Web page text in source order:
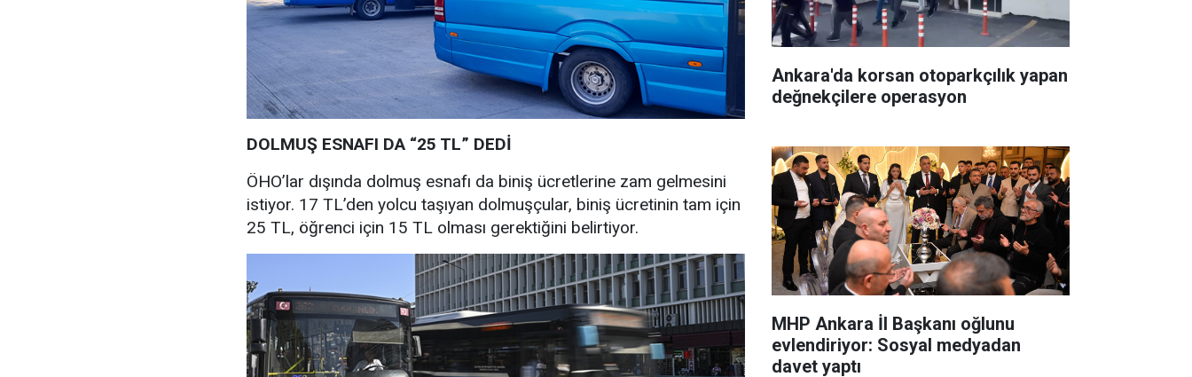
DOLMUŞ ESNAFI DA “25 TL” DEDİ
ÖHO’lar dışında dolmuş esnafı da biniş ücretlerine zam gelmesini
istiyor. 17 TL’den yolcu taşıyan dolmuşçular, biniş ücretinin tam için
25 TL, öğrenci için 15 TL olması gerektiğini belirtiyor.
Ankara'da korsan otoparkçılık yapan
değnekçilere operasyon
MHP Ankara İl Başkanı oğlunu
evlendiriyor: Sosyal medyadan
davet yaptı